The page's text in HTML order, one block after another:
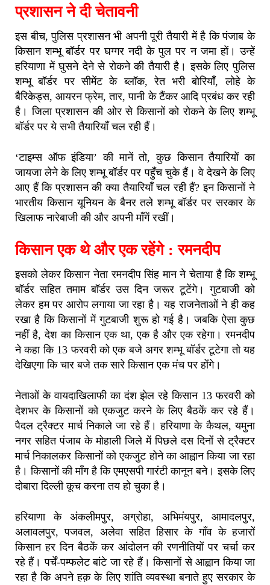
प्रशासन ने दी चेतावनी
इस बीच, पुलिस प्रशासन भी अपनी पूरी तैयारी में है कि पंजाब के
किसान शम्भू बॉर्डर पर घग्गर नदी के पुल पर न जमा हों। उन्हें
हरियाणा में घुसने देने से रोकने की तैयारी है। इसके लिए पुलिस
शम्भू बॉर्डर पर सीमेंट के ब्लॉक, रेत भरी बोरियाँ, लोहे के
बैरिकेड्स, आयरन फ्रेम, तार, पानी के टैंकर आदि प्रबंध कर रही
है। जिला प्रशासन की ओर से किसानों को रोकने के लिए शम्भू
बॉर्डर पर ये सभी तैयारियाँ चल रही हैं।
‘टाइम्स ऑफ इंडिया’ की मानें तो, कुछ किसान तैयारियों का
जायजा लेने के लिए शम्भू बॉर्डर पर पहुँच चुके हैं। वे देखने के लिए
आए हैं कि प्रशासन की क्या तैयारियाँ चल रही हैं? इन किसानों ने
भारतीय किसान यूनियन के बैनर तले शम्भू बॉर्डर पर सरकार के
खिलाफ नारेबाजी की और अपनी माँगें रखीं।
किसान एक थे और एक रहेंगे : रमनदीप
इसको लेकर किसान नेता रमनदीप सिंह मान ने चेताया है कि शम्भू
बॉर्डर सहित तमाम बॉर्डर उस दिन जरूर टूटेंगे। गुटबाजी को
लेकर हम पर आरोप लगाया जा रहा है। यह राजनेताओं ने ही कह
रखा है कि किसानों में गुटबाजी शुरू हो गई है। जबकि ऐसा कुछ
नहीं है, देश का किसान एक था, एक है और एक रहेगा। रमनदीप
ने कहा कि 13 फरवरी को एक बजे अगर शम्भू बॉर्डर टूटेगा तो यह
देखिएगा कि चार बजे तक सारे किसान एक मंच पर होंगे।
नेताओं के वायदाखिलाफी का दंश झेल रहे किसान 13 फरवरी को
देशभर के किसानों को एकजुट करने के लिए बैठकें कर रहे हैं।
पैदल ट्रैक्टर मार्च निकाले जा रहे हैं। हरियाणा के कैथल, यमुना
नगर सहित पंजाब के मोहाली जिले में पिछले दस दिनों से ट्रैक्टर
मार्च निकालकर किसानों को एकजुट होने का आह्वान किया जा रहा
है। किसानों की माँग है कि एमएसपी गारंटी कानून बने। इसके लिए
दोबारा दिल्ली कूच करना तय हो चुका है।
हरियाणा के अंकलीमपुर, अग्रोहा, अभिमंयपुर, आमादलपुर,
अलावलपुर, पजवल, अलेवा सहित हिसार के गाँव के हजारों
किसान हर दिन बैठकें कर आंदोलन की रणनीतियों पर चर्चा कर
रहे हैं। पर्चें-पम्फलेट बांटे जा रहे हैं। किसानों से आह्वान किया जा
रहा है कि अपने हक़ के लिए शांति व्यवस्था बनाते हुए सरकार के